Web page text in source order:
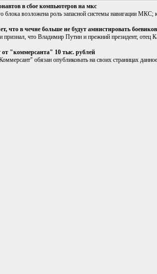
в сбое компьютеров на мкс
блока возложена роль запасной системы навигации
что в чечне больше не будут амнистировать боевиков
что Владимир Путин и прежний президент, отец
"коммерсанта" 10 тыс. рублей
обязан опубликовать на своих страницах